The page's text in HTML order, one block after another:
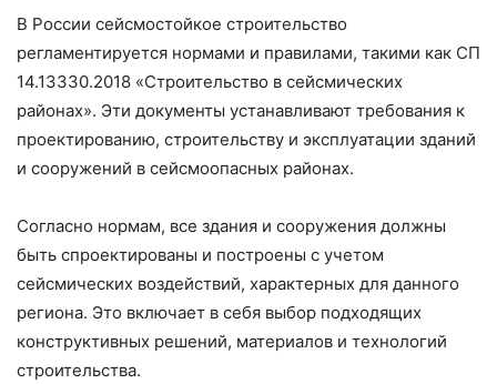
В России сейсмостойкое строительство
регламентируется нормами и правилами, такими как СП
14.13330.2018 «Строительство в сейсмических
районах». Эти документы устанавливают требования к
проектированию, строительству и эксплуатации зданий
и сооружений в сейсмоопасных районах.
Согласно нормам, все здания и сооружения должны
быть спроектированы и построены с учетом
сейсмических воздействий, характерных для данного
региона. Это включает в себя выбор подходящих
конструктивных решений, материалов и технологий
строительства.